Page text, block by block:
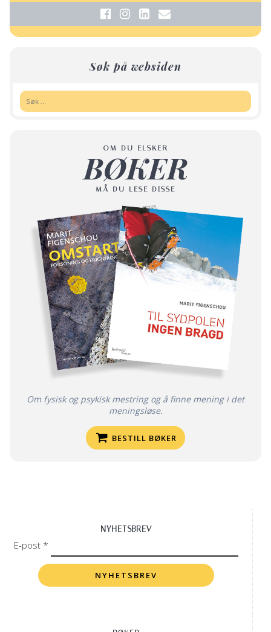
Søk på websiden
OM DU ELSKER
BØKER
MÅ DU LESE DISSE
Om fysisk og psykisk mestring og å finne mening i det
meningsløse.
BESTILL BØKER
NYHETSBREV
E-post *